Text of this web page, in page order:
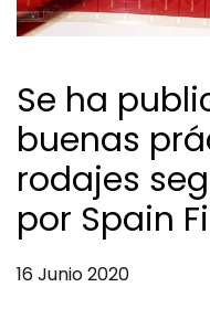
Se ha
buenas
rodajes
por Spain
16 Junio 2020